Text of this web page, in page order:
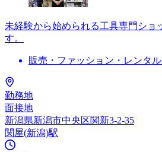
未経験から始められる工具専門ショ
す。
販売・ファッション・レンタル
勤務地
面接地
新潟県新潟市中央区関新3-2-35
関屋(新潟)駅